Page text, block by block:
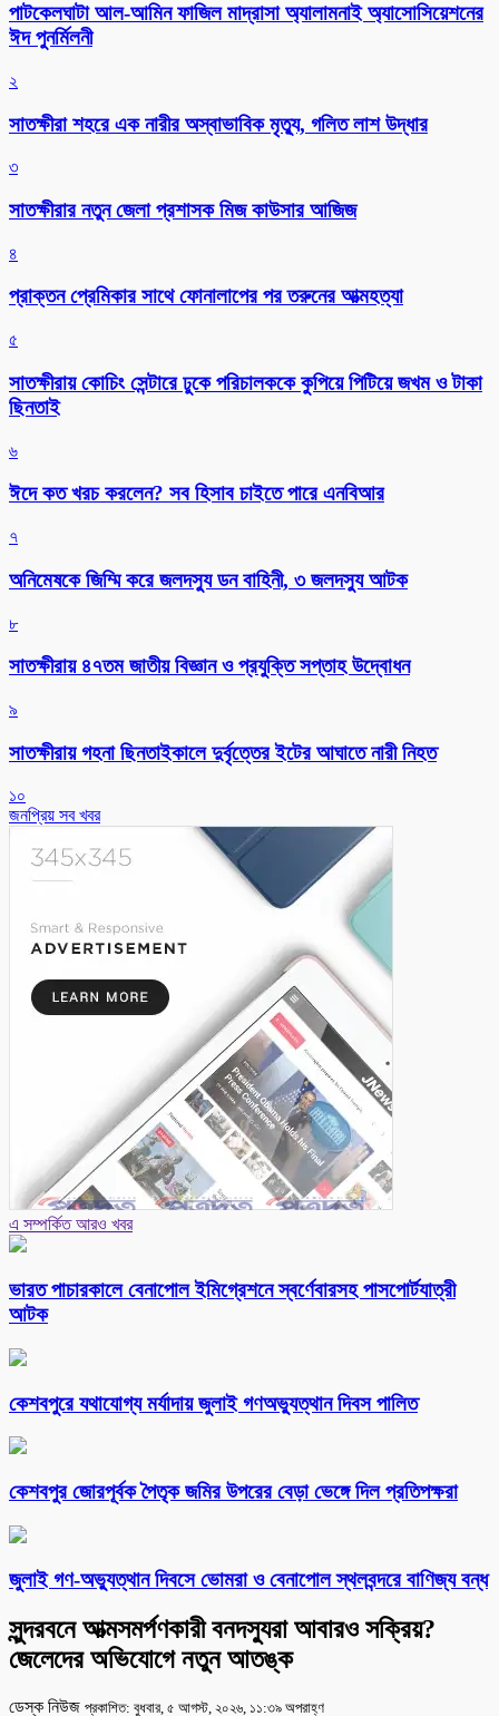
পাটকেলঘাটা আল-আমিন ফাজিল মাদ্রাসা অ্যালামনাই অ্যাসোসিয়েশনের
ঈদ পুনর্মিলনী
২
সাতক্ষীরা শহরে এক নারীর অস্বাভাবিক মৃত্যু, গলিত লাশ উদ্ধার
৩
সাতক্ষীরার নতুন জেলা প্রশাসক মিজ কাউসার আজিজ
৪
প্রাক্তন প্রেমিকার সাথে ফোনালাপের পর তরুনের আত্মহত্যা
৫
সাতক্ষীরায় কোচিং সেন্টারে ঢুকে পরিচালককে কুপিয়ে পিটিয়ে জখম ও টাকা
ছিনতাই
৬
ঈদে কত খরচ করলেন? সব হিসাব চাইতে পারে এনবিআর
৭
অনিমেষকে জিম্মি করে জলদস্যু ডন বাহিনী, ৩ জলদস্যু আটক
৮
সাতক্ষীরায় ৪৭তম জাতীয় বিজ্ঞান ও প্রযুক্তি সপ্তাহ উদ্বোধন
৯
সাতক্ষীরায় গহনা ছিনতাইকালে দুর্বৃত্তের ইটের আঘাতে নারী নিহত
১০
জনপ্রিয় সব খবর
এ সম্পর্কিত আরও খবর
ভারত পাচারকালে বেনাপোল ইমিগ্রেশনে স্বর্ণেবারসহ পাসপোর্টযাত্রী
আটক
কেশবপুরে যথাযোগ্য মর্যাদায় জুলাই গণঅভ্যুত্থান দিবস পালিত
কেশবপুর জোরপূর্বক পৈতৃক জমির উপরের বেড়া ভেঙ্গে দিল প্রতিপক্ষরা
‎জুলাই গণ-অভ্যুত্থান দিবসে ভোমরা ও বেনাপোল স্থলবন্দরে বাণিজ্য বন্ধ
সুন্দরবনে আত্মসমর্পণকারী বনদস্যুরা আবারও সক্রিয়?
জেলেদের অভিযোগে নতুন আতঙ্ক
ডেস্ক নিউজ প্রকাশিত: বুধবার, ৫ আগস্ট, ২০২৬, ১১:৩৯ অপরাহ্ণ